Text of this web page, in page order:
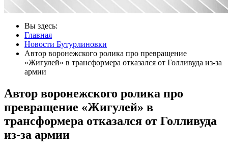
Вы здесь:
Главная
Новости Бутурлиновки
Автор воронежского ролика про превращение
«Жигулей» в трансформера отказался от Голливуда из-за
армии
Автор воронежского ролика про
превращение «Жигулей» в
трансформера отказался от Голливуда
из-за армии